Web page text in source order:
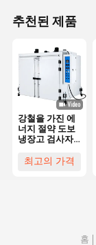
추천된 제품
강철을 가진 에
너지 절약 도보
냉장고 검사자
도 주문 실험실
최고의 가격
홈